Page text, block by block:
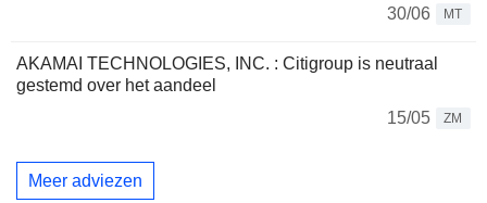
30/06
MT
AKAMAI TECHNOLOGIES, INC. : Citigroup is neutraal
gestemd over het aandeel
15/05
ZM
Meer adviezen